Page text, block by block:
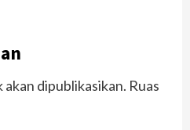
dipublikasikan. Ruas